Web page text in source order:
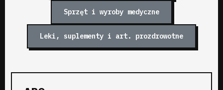
Sprzęt i wyroby medyczne
Leki, suplementy i art. prozdrowotne